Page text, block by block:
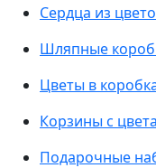
Сердца из
Шляпные
Цветы в
Корзины с
Подарочные